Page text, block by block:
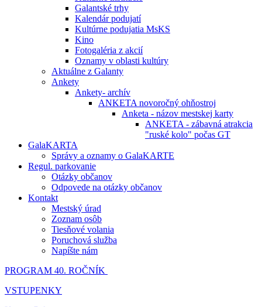
Galantské trhy
Kalendár podujatí
Kultúrne podujatia MsKS
Kino
Fotogaléria z akcií
Oznamy v oblasti kultúry
Aktuálne z Galanty
Ankety
Ankety- archív
ANKETA novoročný ohňostroj
Anketa - názov mestskej karty
ANKETA - zábavná atrakcia
"ruské kolo" počas GT
GalaKARTA
Správy a oznamy o GalaKARTE
Regul. parkovanie
Otázky občanov
Odpovede na otázky občanov
Kontakt
Mestský úrad
Zoznam osôb
Tiesňové volania
Poruchová služba
Napíšte nám
PROGRAM 40. ROČNÍK
VSTUPENKY